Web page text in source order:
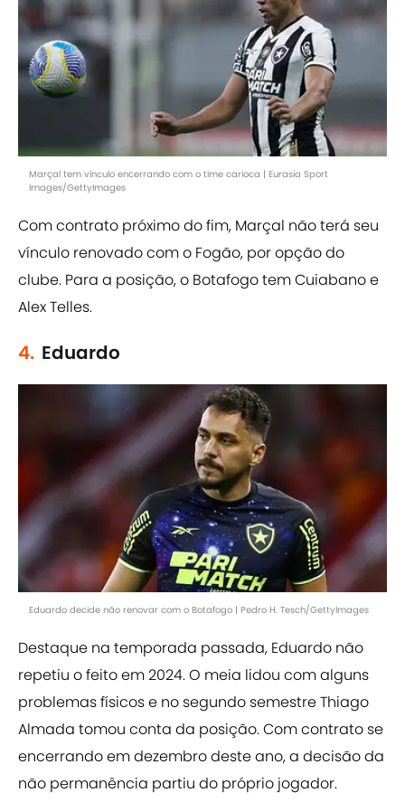
Marçal tem vínculo encerrando com o time carioca | Eurasia Sport
Images/GettyImages
Com contrato próximo do fim, Marçal não terá seu
vínculo renovado com o Fogão, por opção do
clube. Para a posição, o Botafogo tem Cuiabano e
Alex Telles.
4. Eduardo
Eduardo decide não renovar com o Botafogo | Pedro H. Tesch/GettyImages
Destaque na temporada passada, Eduardo não
repetiu o feito em 2024. O meia lidou com alguns
problemas físicos e no segundo semestre Thiago
Almada tomou conta da posição. Com contrato se
encerrando em dezembro deste ano, a decisão da
não permanência partiu do próprio jogador.